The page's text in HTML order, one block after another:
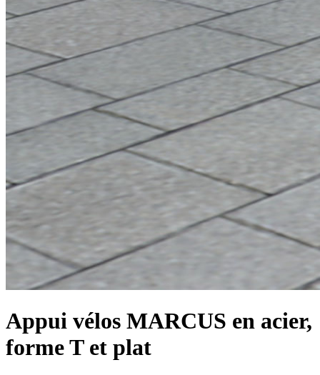
Appui vélos MARCUS en acier,
forme T et plat